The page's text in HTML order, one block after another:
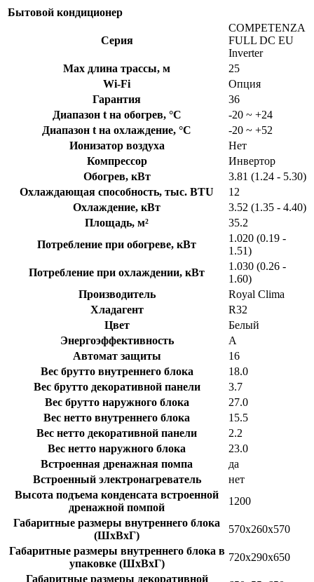
Бытовой кондиционер
Серия
COMPETENZA
FULL DC EU
Inverter
Max длина трассы, м
25
Wi-Fi
Опция
Гарантия
36
Диапазон t на обогрев, °С
-20 ~ +24
Диапазон t на охлаждение, °С
-20 ~ +52
Ионизатор воздуха
Нет
Компрессор
Инвертор
Обогрев, кВт
3.81 (1.24 - 5.30)
Охлаждающая способность, тыс. BTU
12
Охлаждение, кВт
3.52 (1.35 - 4.40)
Площадь, м²
35.2
Потребление при обогреве, кВт
1.020 (0.19 -
1.51)
Потребление при охлаждении, кВт
1.030 (0.26 -
1.60)
Производитель
Royal Clima
Хладагент
R32
Цвет
Белый
Энергоэффективность
A
Автомат защиты
16
Вес брутто внутреннего блока
18.0
Вес брутто декоративной панели
3.7
Вес брутто наружного блока
27.0
Вес нетто внутреннего блока
15.5
Вес нетто декоративной панели
2.2
Вес нетто наружного блока
23.0
Встроенная дренажная помпа
да
Встроенный электронагреватель
нет
Высота подъема конденсата встроенной
дренажной помпой
1200
Габаритные размеры внутреннего блока
(ШxВxГ)
570x260x570
Габаритные размеры внутреннего блока в
упаковке (ШxВxГ)
720x290x650
Габаритные размеры декоративной